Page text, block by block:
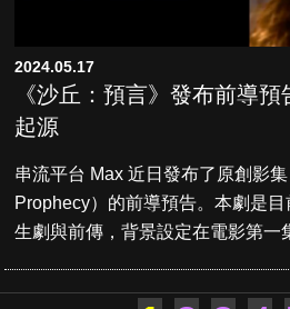
2024.05.17
《沙丘：預言》發布前導預
起源
串流平台 Max 近日發布了原創影
Prophecy）的前導預告。本劇是
生劇與前傳，背景設定在電影第一